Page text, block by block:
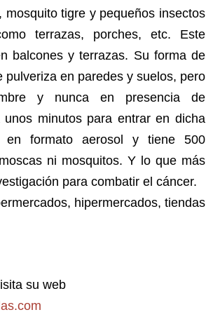
tigre y pequeños insectos
terrazas, porches, etc. Este
balcones y terrazas. Su forma de
en paredes y suelos, pero
y nunca en presencia de
minutos para entrar en dicha
en formato aerosol y tiene 500
ni mosquitos.Y lo que más
para combatir el cáncer.
hipermercados, tiendas
su web